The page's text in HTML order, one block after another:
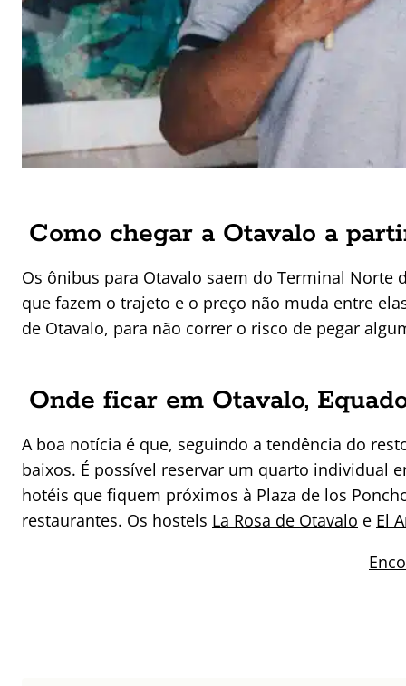
Como chegar a Otavalo a
Os ônibus para Otavalo saem do Terminal Norte
que fazem o trajeto e o preço não muda entre
de Otavalo, para não correr o risco de pegar
Onde ficar em Otavalo,
A boa notícia é que, seguindo a tendência do
baixos. É possível reservar um quarto individual
hotéis que fiquem próximos à Plaza de los
restaurantes. Os hostels La Rosa de Otavalo e El